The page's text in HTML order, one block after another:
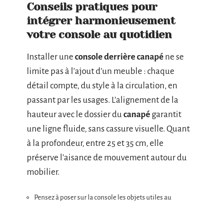
Conseils pratiques pour
intégrer harmonieusement
votre console au quotidien
Installer une console derrière canapé ne se
limite pas à l’ajout d’un meuble : chaque
détail compte, du style à la circulation, en
passant par les usages. L’alignement de la
hauteur avec le dossier du canapé garantit
une ligne fluide, sans cassure visuelle. Quant
à la profondeur, entre 25 et 35 cm, elle
préserve l’aisance de mouvement autour du
mobilier.
Pensez à poser sur la console les objets utiles au